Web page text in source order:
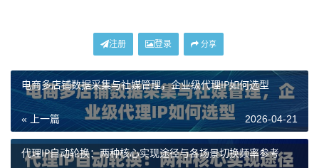
可或缺的工具。它不是用来“走捷径”，而是为了更安全、
更高效、更规模化地进行合规的网络操作。
哪些地方真的需要用到代理IP？
代理IP的应用场景远比想象中广泛，它解决的都是企业
在数字化运营中遇到的实实在在的痛点。
注册 登录 分享
电商多店铺数据采集与社媒管理，企业级代理IP如何选型
« 上一篇 2026-04-21
代理IP自动轮换：两种核心实现途径与各场景切换频率参考